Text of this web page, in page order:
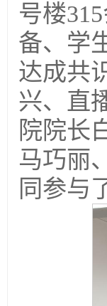
号楼
备、学
达成共
兴、直
院院长
马巧丽
同参与